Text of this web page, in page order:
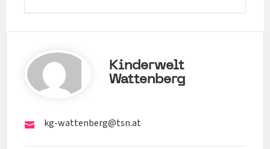
Kinderwelt
Wattenberg
kg-wattenberg@tsn.at